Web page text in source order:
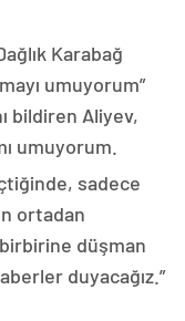
Karabağ
umuyorum”
bildiren Aliyev,
umuyorum.
sadece
ortadan
birbirine düşman
duyacağız.”